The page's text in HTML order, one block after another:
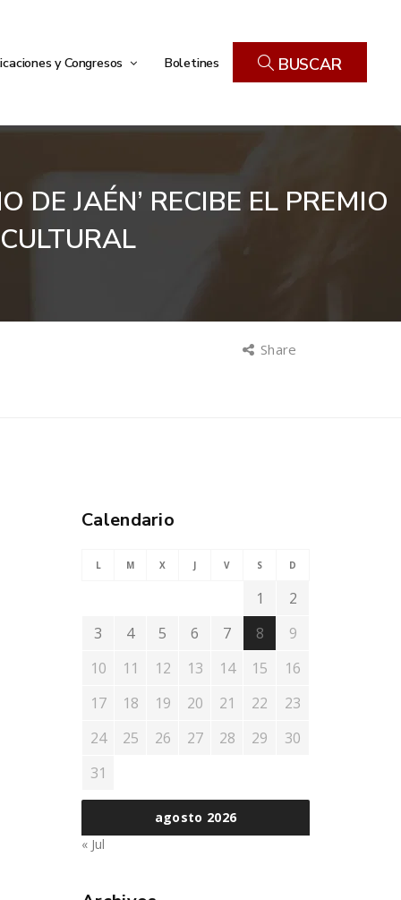
y Congresos Boletines BUSCAR
DE JAÉN’ RECIBE EL PREMIO
Share
Calendario
agosto 2026
L M X J V S D
1
2
3
4 5 6 7 8
9
10
11 12 13 14 15
16
17
18 19 20 21 22
23
24
25 26 27 28 29
30
31
« Jul